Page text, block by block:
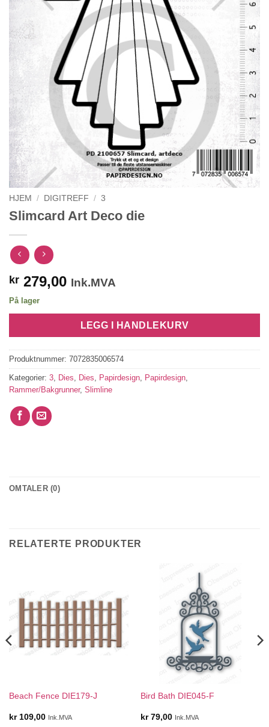
HJEM / DIGITREFF / 3
Slimcard Art Deco die
kr 279,00 Ink.MVA
På lager
LEGG I HANDLEKURV
Produktnummer: 7072835006574
Kategorier: 3 Dies Dies Papirdesign Papirdesign
Rammer/Bakgrunner, Slimline
OMTALER (0)
RELATERTE PRODUKTER
Beach Fence DIE179-J
kr109,00 Ink.MVA
Bird Bath DIE045-F
kr79,00 Ink.MVA